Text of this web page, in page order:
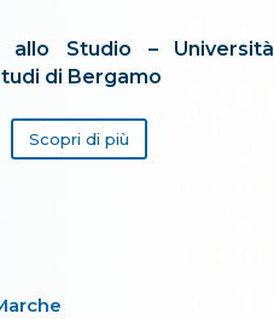
allo Studio – Università
di Bergamo
Scopri di più